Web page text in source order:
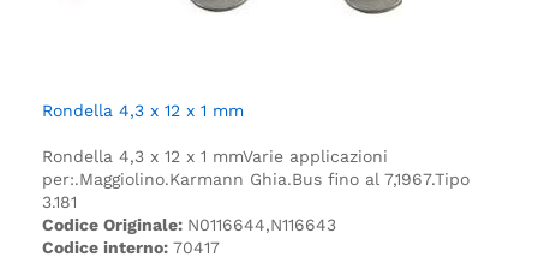
Rondella 4,3 x 12 x 1 mm
Rondella 4,3 x 12 x 1 mmVarie applicazioni
per:.Maggiolino.Karmann Ghia.Bus fino al 7,1967.Tipo
3.181
Codice Originale: N0116644,N116643
Codice interno: 70417